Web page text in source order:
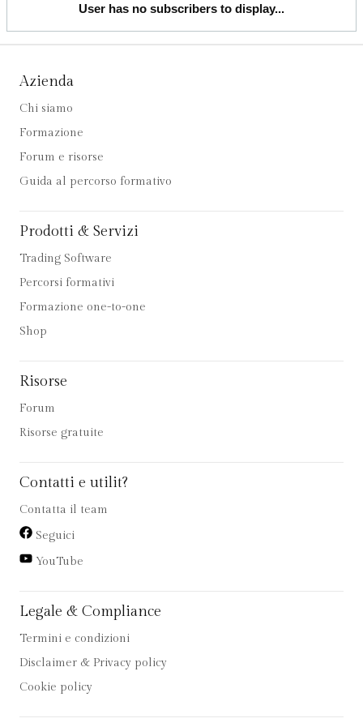
User has no subscribers to display...
Azienda
Chi siamo
Formazione
Forum e risorse
Guida al percorso formativo
Prodotti & Servizi
Trading Software
Percorsi formativi
Formazione one-to-one
Shop
Risorse
Forum
Risorse gratuite
Contatti e utilit?
Contatta il team
Seguici
YouTube
Legale & Compliance
Termini e condizioni
Disclaimer & Privacy policy
Cookie policy